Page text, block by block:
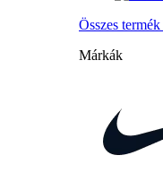
Összes
Márkák